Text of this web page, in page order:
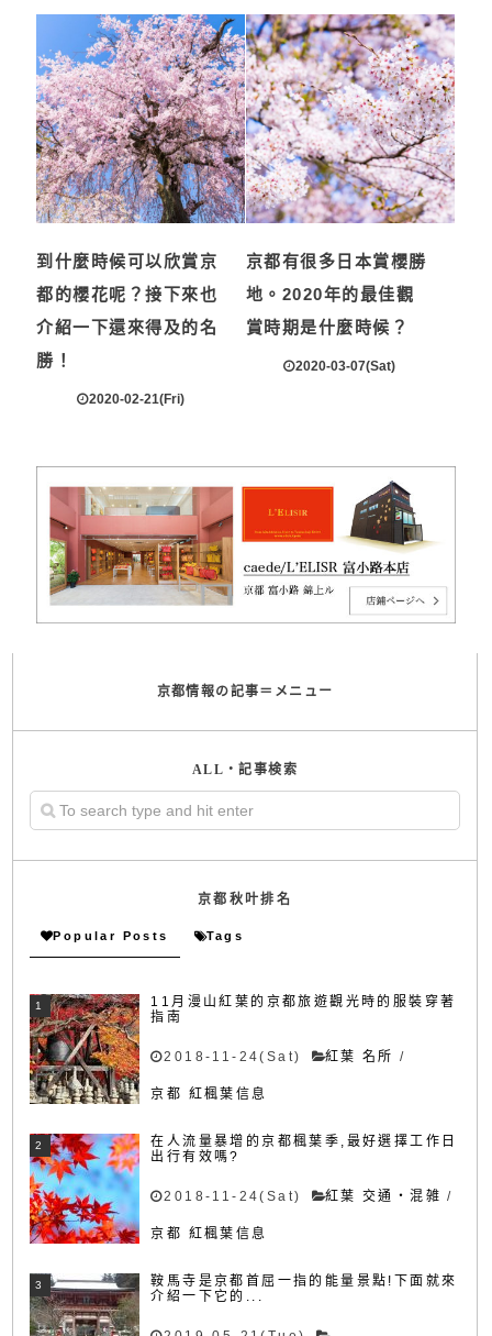
到什麼時候可以欣賞京
都的櫻花呢？接下來也
介紹一下還來得及的名
勝！
2020-02-21(Fri)
京都有很多日本賞櫻勝
地。2020年的最佳觀
賞時期是什麼時候？
2020-03-07(Sat)
京都情報の記事＝メニュー
ALL・記事検索
京都秋叶排名
Popular Posts Tags
11月漫山紅葉的京都旅遊觀光時的服裝穿著
指南
2018-11-24(Sat) 紅葉 名所 /
京都 紅楓葉信息
在人流量暴增的京都楓葉季,最好選擇工作日
出行有效嗎?
2018-11-24(Sat) 紅葉 交通・混雑 /
京都 紅楓葉信息
鞍馬寺是京都首屈一指的能量景點!下面就來
介紹一下它的...